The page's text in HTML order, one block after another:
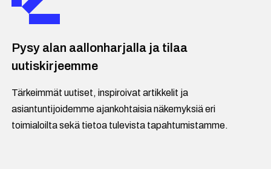
Pysy alan aallonharjalla ja tilaa
uutiskirjeemme
Tärkeimmät uutiset, inspiroivat artikkelit ja
asiantuntijoidemme ajankohtaisia näkemyksiä eri
toimialoilta sekä tietoa tulevista tapahtumistamme.